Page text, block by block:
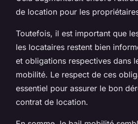
de location pour les
Toutefois, il est important que
les locataires restent bien
et obligations respectives dans
mobilité. Le respect de ces
essentiel pour assurer le bon
contrat de location.